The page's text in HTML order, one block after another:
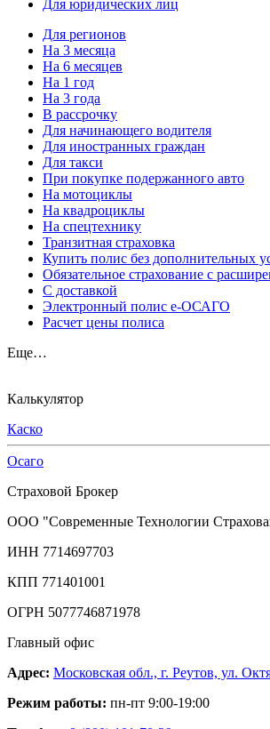
Для юридических лиц
Для регионов
На 3 месяца
На 6 месяцев
На 1 год
На 3 года
В рассрочку
Для начинающего водителя
Для иностранных граждан
Для такси
При покупке подержанного авто
На мотоциклы
На квадроциклы
На спецтехнику
Транзитная страховка
Купить полис без дополнительных
Обязательное страхование с
С доставкой
Электронный полис е-ОСАГО
Расчет цены полиса
Еще…
Калькулятор
Каско
Осаго
Страховой Брокер
ООО "Современные Технологии
ИНН 7714697703
КПП 771401001
ОГРН 5077746871978
Главный офис
Адрес: Московская обл., г. Реутов, ул.
Режим работы: пн-пт 9:00-19:00